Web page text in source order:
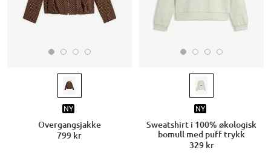
NY
Overgangsjakke
799 kr
NY
Sweatshirt i 100% økologisk
bomull med puff trykk
329 kr